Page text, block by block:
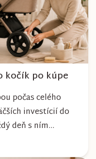
kočík po kúpe
počas celého
investícií do
deň s ním
v parkoch,
nepriaznivého